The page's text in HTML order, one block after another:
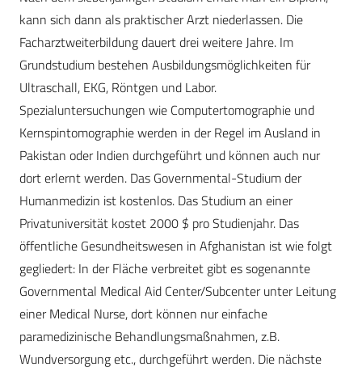
kann sich dann als praktischer Arzt niederlassen. Die
Facharztweiterbildung dauert drei weitere Jahre. Im
Grundstudium bestehen Ausbildungsmöglichkeiten für
Ultraschall, EKG, Röntgen und Labor.
Spezialuntersuchungen wie Computertomographie und
Kernspintomographie werden in der Regel im Ausland in
Pakistan oder Indien durchgeführt und können auch nur
dort erlernt werden. Das Governmental-Studium der
Humanmedizin ist kostenlos. Das Studium an einer
Privatuniversität kostet 2000 $ pro Studienjahr. Das
öffentliche Gesundheitswesen in Afghanistan ist wie folgt
gegliedert: In der Fläche verbreitet gibt es sogenannte
Governmental Medical Aid Center/Subcenter unter Leitung
einer Medical Nurse, dort können nur einfache
paramedizinische Behandlungsmaßnahmen, z.B.
Wundversorgung etc., durchgeführt werden. Die nächste